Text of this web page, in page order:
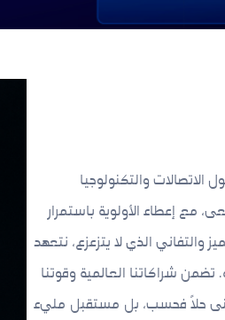
الاتصالات والتكنولوجيا
إعطاء الأولوية باستمرار
والتفاني الذي لا يتزعزع، نتعهد
شراكاتنا العالمية وقوتنا
تتبنى حلاً فحسب، بل مستقبل مليء